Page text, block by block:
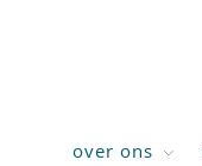
over ons